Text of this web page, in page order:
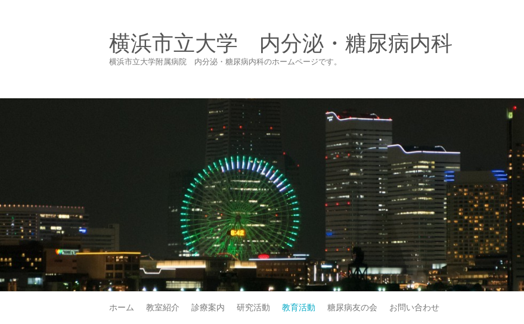
横浜市立大学 内分泌・糖尿病内科
横浜市立大学附属病院 内分泌・糖尿病内科のホームページです。
ホーム 教室紹介 診療案内 研究活動 教育活動 糖尿病友の会 お問い合わせ